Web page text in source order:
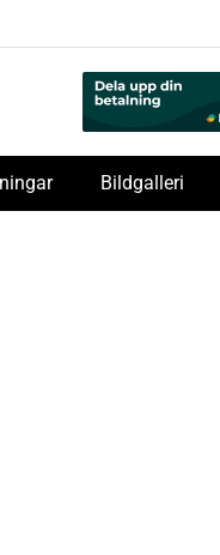
Bildgalleri